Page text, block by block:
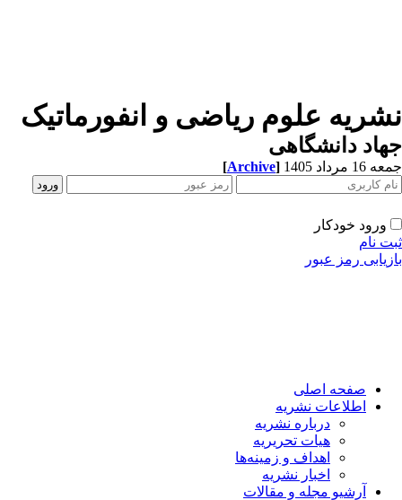
علوم ریاضی و انفورماتیک
دانشگاهی
مرداد 1405 [Archive]
ورود خودکار
نام
رمز عبور
صفحه اصلی
اطلاعات نشریه
درباره نشریه
هیات تحریریه
اهداف و زمینه‌ها
اخبار نشریه
آرشیو مجله و مقالات